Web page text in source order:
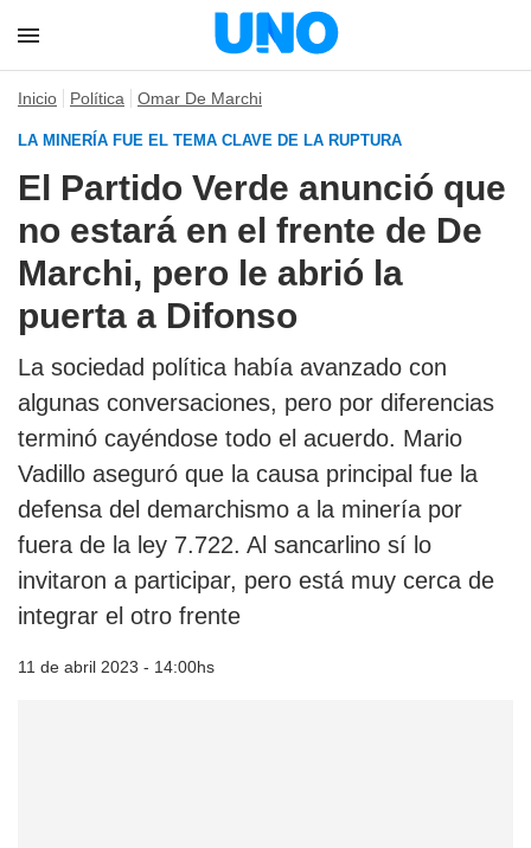
Inicio Política Omar De Marchi
LA MINERÍA FUE EL TEMA CLAVE DE LA RUPTURA
El Partido Verde anunció que
no estará en el frente de De
Marchi, pero le abrió la
puerta a Difonso
La sociedad política había avanzado con
algunas conversaciones, pero por diferencias
terminó cayéndose todo el acuerdo. Mario
Vadillo aseguró que la causa principal fue la
defensa del demarchismo a la minería por
fuera de la ley 7.722. Al sancarlino sí lo
invitaron a participar, pero está muy cerca de
integrar el otro frente
11 de abril 2023 - 14:00hs